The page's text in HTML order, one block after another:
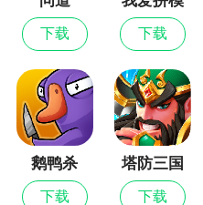
1.修复无法签到的问题
下载
型
下载
鹅鸭杀
下载
塔防三国
志Ⅱ
下载